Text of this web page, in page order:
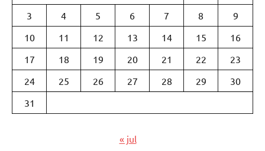
3
4 5 6 7 8
9
10
11 12 13 14 15
16
17
18 19 20 21 22
23
24
25 26 27 28 29
30
31
« jul